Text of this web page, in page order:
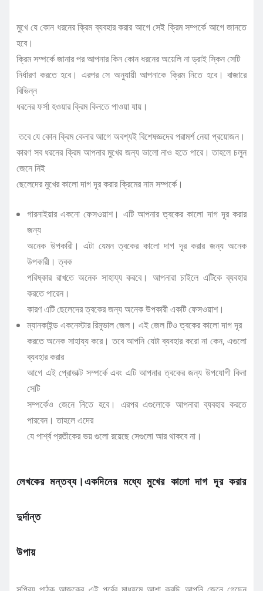
মুখে যে কোন ধরনের ক্রিম ব্যবহার করার আগে সেই ক্রিম সম্পর্কে আগে জানতে
হবে।
ক্রিম সম্পর্কে জানার পর আপনার কিন কোন ধরনের অয়েলি না ড্রাই স্কিন সেটি
নির্ধারণ করতে হবে। এরপর সে অনুযায়ী আপনাকে ক্রিম নিতে হবে। বাজারে
বিভিন্ন
ধরনের ফর্সা হওয়ার ক্রিম কিনতে পাওয়া যায়।
তবে যে কোন ক্রিম কেনার আগে অবশ্যই বিশেষজ্ঞদের পরামর্শ নেয়া প্রয়োজন।
কারণ সব ধরনের ক্রিম আপনার মুখের জন্য ভালো নাও হতে পারে। তাহলে চলুন
জেনে নিই
ছেলেদের মুখের কালো দাগ দূর করার ক্রিমের নাম সম্পর্কে।
গারনাইয়ার একনো ফেসওয়াশ। এটি আপনার ত্বকের কালো দাগ দূর করার
জন্য
অনেক উপকারী। এটা যেমন ত্বকের কালো দাগ দূর করার জন্য অনেক
উপকারী। ত্বক
পরিষ্কার রাখতে অনেক সাহায্য করবে। আপনারা চাইলে এটিকে ব্যবহার
করতে পারেন।
কারণ এটি ছেলেদের ত্বকের জন্য অনেক উপকারী একটি ফেসওয়াশ।
ম্যানকাইন্ড একনেস্টার রিমুভাল জেল। এই জেল টিও ত্বকের কালো দাগ দূর
করতে অনেক সাহায্য করে। তবে আপনি যেটা ব্যবহার করো না কেন, এগুলো
ব্যবহার করার
আগে এই প্রোডাক্ট সম্পর্কে এবং এটি আপনার ত্বকের জন্য উপযোগী কিনা
সেটি
সম্পর্কেও জেনে নিতে হবে। এরপর এগুলোকে আপনারা ব্যবহার করতে
পারবেন। তাহলে এদের
যে পার্শ্ব প্রতীকের ভয় গুলো রয়েছে সেগুলো আর থাকবে না।
লেখকের মন্তব্য।একদিনের মধ্যে মুখের কালো দাগ দূর করার
দুর্দান্ত
উপায়